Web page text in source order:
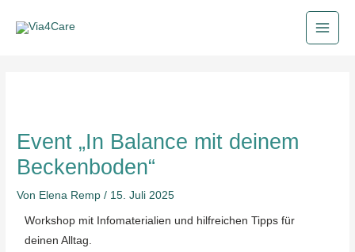
Inhalt
Main
Event „In Balance mit deinem
Beckenboden“
Von Elena Remp/ 15. Juli 2025
Workshop mit Infomaterialien und hilfreichen Tipps für
deinen Alltag.